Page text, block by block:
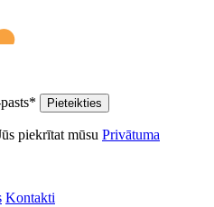
* Pieteikties
piekrītat mūsu Privātuma
Kontakti